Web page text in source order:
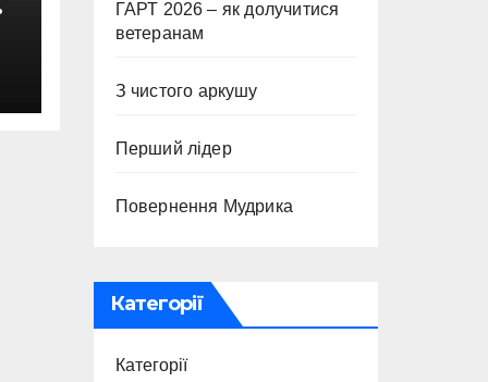
ГАРТ 2026 – як долучитися
ветеранам
З чистого аркушу
Перший лідер
Повернення Мудрика
Категорії
Категорії